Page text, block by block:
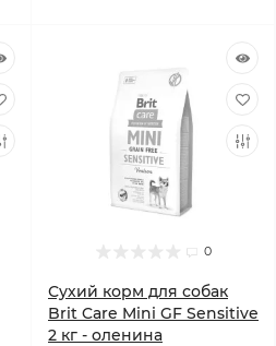
0
Сухий корм для собак
Brit Care Mini GF Sensitive
2 кг - оленина